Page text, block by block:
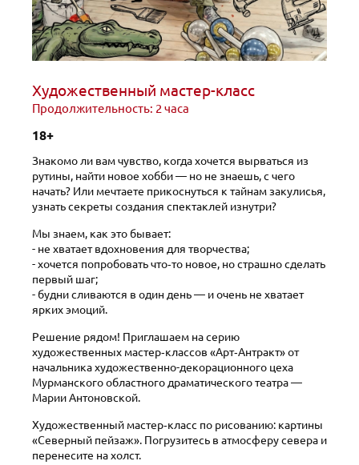
Художественный мастер-класс
Продолжительность: 2 часа
18+
Знакомо ли вам чувство, когда хочется вырваться из
рутины, найти новое хобби — но не знаешь, с чего
начать? Или мечтаете прикоснуться к тайнам закулисья,
узнать секреты создания спектаклей изнутри?
Мы знаем, как это бывает:
- не хватает вдохновения для творчества;
- хочется попробовать что‑то новое, но страшно сделать
первый шаг;
- будни сливаются в один день — и очень не хватает
ярких эмоций.
Решение рядом! Приглашаем на серию
художественных мастер‑классов «Арт‑Антракт» от
начальника художественно-декорационного цеха
Мурманского областного драматического театра —
Марии Антоновской.
Художественный мастер‑класс по рисованию: картины
«Северный пейзаж». Погрузитесь в атмосферу севера и
перенесите на холст.